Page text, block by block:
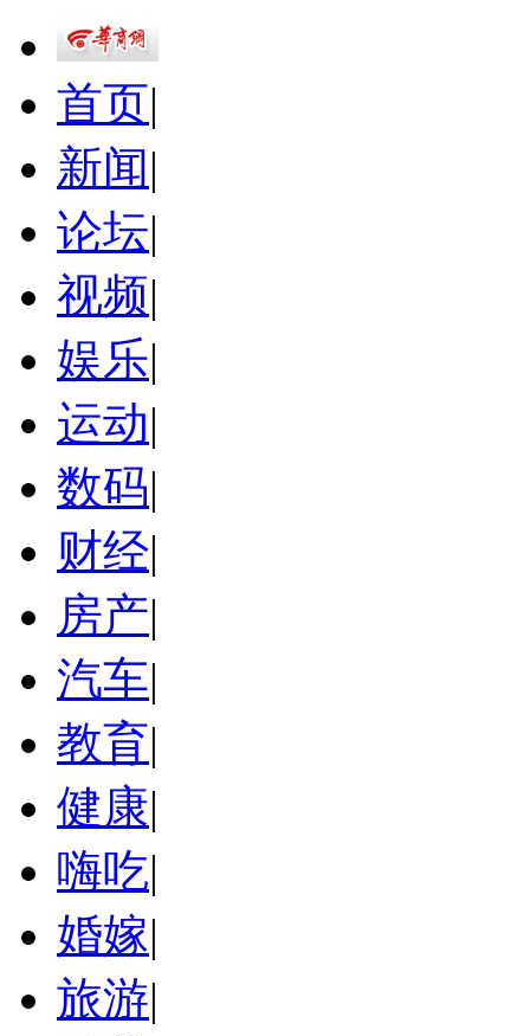
首页|
新闻|
论坛|
视频|
娱乐|
运动|
数码|
财经|
房产|
汽车|
教育|
健康|
嗨吃|
婚嫁|
旅游|